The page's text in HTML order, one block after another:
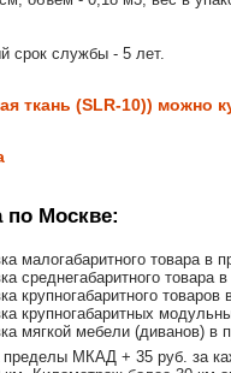
срок службы - 5 лет.
ткань (SLR-10)) можно
по Москве:
малогабаритного товара в
среднегабаритного
крупногабаритного
крупногабаритных
мягкой мебели (диванов)
пределы МКАД + 35 руб. за